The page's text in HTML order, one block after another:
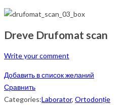
Dreve Drufomat scan
Write your comment
Добавить в список желаний
Сравнить
Categories:Laborator, Ortodonție